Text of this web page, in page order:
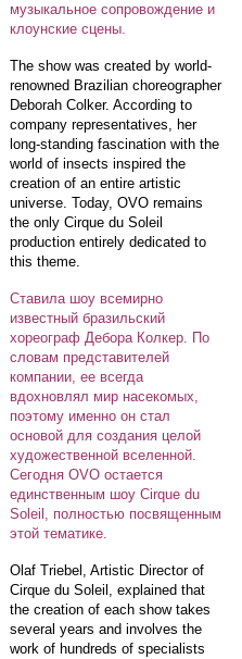
музыкальное сопровождение и
клоунские сцены.
The show was created by world-
renowned Brazilian choreographer
Deborah Colker. According to
company representatives, her
long-standing fascination with the
world of insects inspired the
creation of an entire artistic
universe. Today, OVO remains
the only Cirque du Soleil
production entirely dedicated to
this theme.
Ставила шоу всемирно
известный бразильский
хореограф Дебора Колкер. По
словам представителей
компании, ее всегда
вдохновлял мир насекомых,
поэтому именно он стал
основой для создания целой
художественной вселенной.
Сегодня OVO остается
единственным шоу Cirque du
Soleil, полностью посвященным
этой тематике.
Olaf Triebel, Artistic Director of
Cirque du Soleil, explained that
the creation of each show takes
several years and involves the
work of hundreds of specialists